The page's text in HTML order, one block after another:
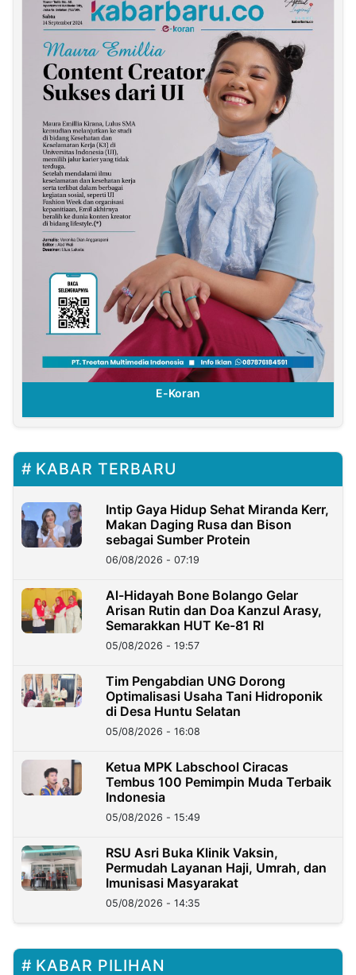
E-Koran
KABAR TERBARU
Intip Gaya Hidup Sehat Miranda Kerr,
Makan Daging Rusa dan Bison
sebagai Sumber Protein
06/08/2026 - 07:19
Al-Hidayah Bone Bolango Gelar
Arisan Rutin dan Doa Kanzul Arasy,
Semarakkan HUT Ke-81 RI
05/08/2026 - 19:57
‎Tim Pengabdian UNG Dorong
Optimalisasi Usaha Tani Hidroponik
di Desa Huntu Selatan
05/08/2026 - 16:08
Ketua MPK Labschool Ciracas
Tembus 100 Pemimpin Muda Terbaik
Indonesia
05/08/2026 - 15:49
RSU Asri Buka Klinik Vaksin,
Permudah Layanan Haji, Umrah, dan
Imunisasi Masyarakat
05/08/2026 - 14:35
KABAR PILIHAN